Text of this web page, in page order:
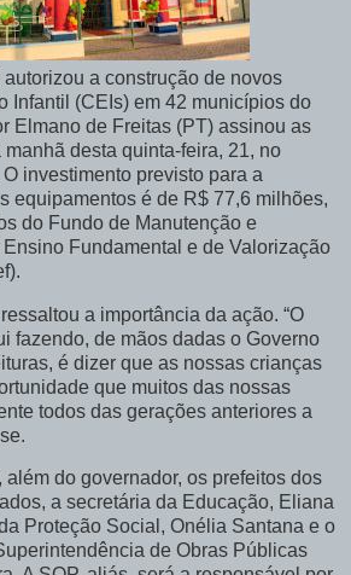
a construção de novos
Infantil (CEIs) em 42 municípios do
Elmano de Freitas (PT) assinou as
desta quinta-feira, 21, no
investimento previsto para a
equipamentos é de R$ 77,6 milhões,
do Fundo de Manutenção e
Fundamental e de Valorização
a importância da ação. “O
fazendo, de mãos dadas o Governo
é dizer que as nossas crianças
que muitos das nossas
todos das gerações anteriores a
além do governador, os prefeitos dos
a secretária da Educação, Eliana
Proteção Social, Onélia Santana e o
de Obras Públicas